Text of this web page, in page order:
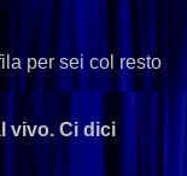
per sei col resto
vivo. Ci dici